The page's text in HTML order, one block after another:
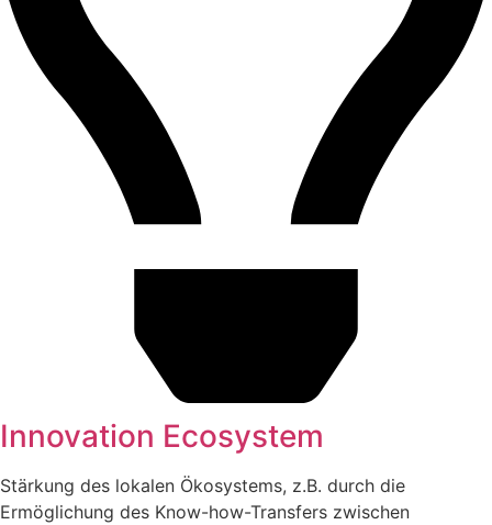
Innovation Ecosystem
Stärkung des lokalen Ökosystems, z.B. durch die
Ermöglichung des Know-how-Transfers zwischen